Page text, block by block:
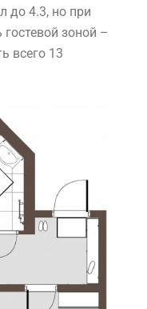
до 4.3, но при
зоной –
всего 13